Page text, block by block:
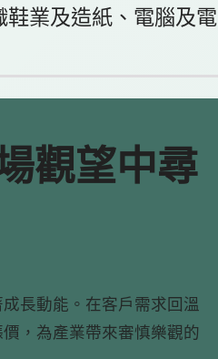
業及造紙、電腦及電
觀望中尋
長動能。在客戶需求回溫
，為產業帶來審慎樂觀的